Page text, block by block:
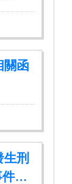
關函
刑
應